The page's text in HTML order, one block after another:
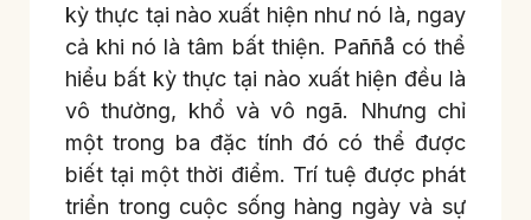
kỳ thực tại nào xuất hiện như nó là, ngay
cả khi nó là tâm bất thiện. Paññå có thể
hiểu bất kỳ thực tại nào xuất hiện đều là
vô thường, khổ và vô ngã. Nhưng chỉ
một trong ba đặc tính đó có thể được
biết tại một thời điểm. Trí tuệ được phát
triển trong cuộc sống hàng ngày và sự